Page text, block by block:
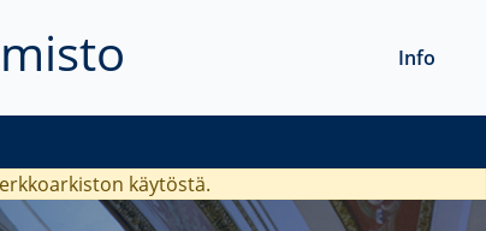
Info
käytöstä.